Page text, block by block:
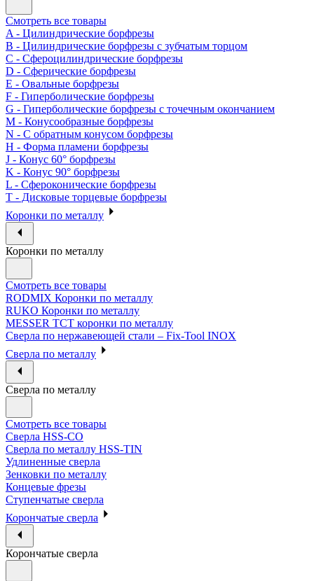
Смотреть все товары
A - Цилиндрические борфрезы
B - Цилиндрические борфрезы с зубчатым торцом
C - Сфероцилиндрические борфрезы
D - Сферические борфрезы
E - Овальные борфрезы
F - Гиперболические борфрезы
G - Гиперболические борфрезы с точечным окончанием
M - Конусообразные борфрезы
N - С обратным конусом борфрезы
H - Форма пламени борфрезы
J - Конус 60° борфрезы
K - Конус 90° борфрезы
L - Сфероконические борфрезы
T - Дисковые торцевые борфрезы
Коронки по металлу
Коронки по металлу
Смотреть все товары
RODMIX Коронки по металлу
RUKO Коронки по металлу
MESSER ТСТ коронки по металлу
Сверла по нержавеющей стали – Fix-Tool INOX
Сверла по металлу
Сверла по металлу
Смотреть все товары
Сверла HSS-CO
Сверла по металлу HSS-TIN
Удлиненные сверла
Зенковки по металлу
Концевые фрезы
Ступенчатые сверла
Корончатые сверла
Корончатые сверла